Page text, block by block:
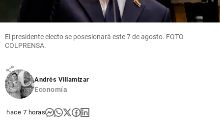
La batalla
por el
espíritu
de la
derecha
share
El presidente electo se posesionará este 7 de agosto. FOTO
COLPRENSA.
Andrés Villamizar
Economía
hace 7 horas